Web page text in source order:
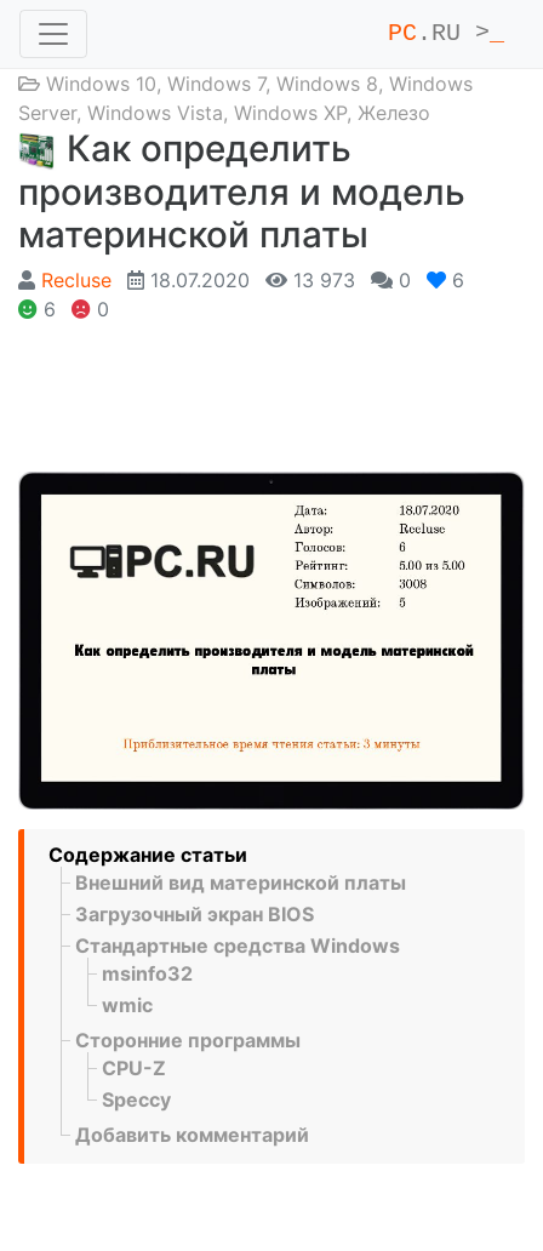
PC .RU >
Windows 10, Windows 7, Windows 8, Windows
Server, Windows Vista, Windows XP, Железо
Как определить
производителя и модель
материнской платы
Recluse 18.07.2020 13 973 0
6
6
0
Содержание статьи
Внешний вид материнской платы
Загрузочный экран BIOS
Стандартные средства Windows
msinfo32
wmic
Сторонние программы
CPU-Z
Speccy
Добавить комментарий